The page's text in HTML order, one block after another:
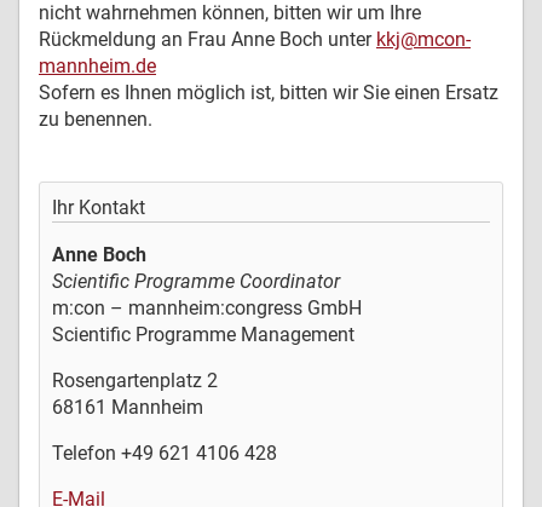
Ihr Kontakt
Anne Boch
Scientific Programme Coordinator
m:con – mannheim:congress GmbH
Scientific Programme Management
Rosengartenplatz 2
68161 Mannheim
Telefon +49 621 4106 428
E-Mail
nicht wahrnehmen können, bitten wir um Ihre
Rückmeldung an Frau Anne Boch unter kkj@mcon-
mannheim.de
Sofern es Ihnen möglich ist, bitten wir Sie einen Ersatz
zu benennen.